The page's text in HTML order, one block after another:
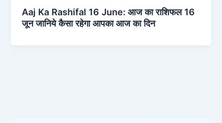
Aaj Ka Rashifal 16 June: आज का राशिफल 16
जून जानिये कैसा रहेगा आपका आज का दिन